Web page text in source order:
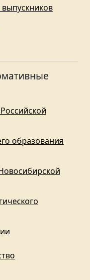
выпускников
образования